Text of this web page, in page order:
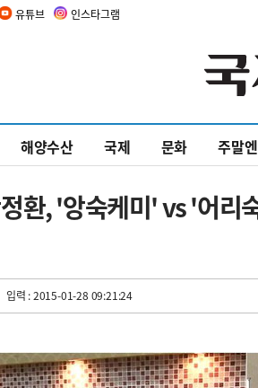
유튜브 인스타그램
해양수산 국제 문화 주말엔
환, '앙숙케미' vs '어
입력 : 2015-01-28 09:21:24